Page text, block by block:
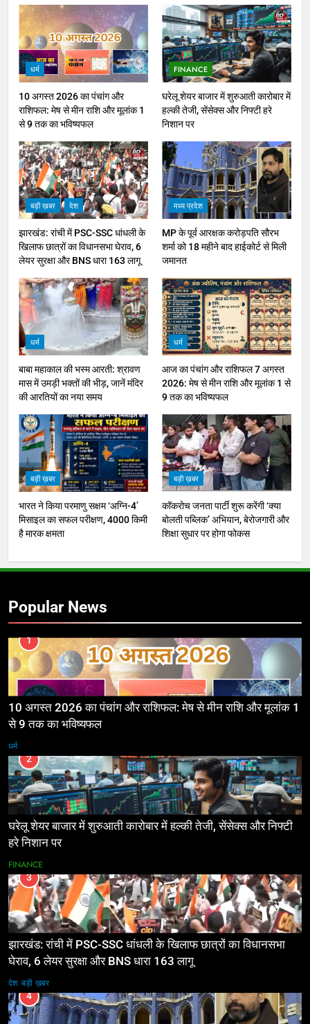
धर्म
10 अगस्त 2026 का पंचांग और
राशिफल: मेष से मीन राशि और मूलांक 1
से 9 तक का भविष्यफल
FINANCE
घरेलू शेयर बाजार में शुरुआती कारोबार में
हल्की तेजी, सेंसेक्स और निफ्टी हरे
निशान पर
बड़ी ख़बर देश
झारखंड: रांची में PSC-SSC धांधली के
खिलाफ छात्रों का विधानसभा घेराव, 6
लेयर सुरक्षा और BNS धारा 163 लागू
मध्य प्रदेश
MP के पूर्व आरक्षक करोड़पति सौरभ
शर्मा को 18 महीने बाद हाईकोर्ट से मिली
जमानत
धर्म
बाबा महाकाल की भस्म आरती: श्रावण
मास में उमड़ी भक्तों की भीड़, जानें मंदिर
की आरतियों का नया समय
धर्म
आज का पंचांग और राशिफल 7 अगस्त
2026: मेष से मीन राशि और मूलांक 1 से
9 तक का भविष्यफल
बड़ी ख़बर
भारत ने किया परमाणु सक्षम ‘अग्नि-4’
मिसाइल का सफल परीक्षण, 4000 किमी
है मारक क्षमता
बड़ी ख़बर
कॉकरोच जनता पार्टी शुरू करेंगी ‘क्या
बोलती पब्लिक’ अभियान, बेरोजगारी और
शिक्षा सुधार पर होगा फोकस
Popular News
1
10 अगस्त 2026 का पंचांग और राशिफल: मेष से मीन राशि और मूलांक 1
से 9 तक का भविष्यफल
धर्म
2
घरेलू शेयर बाजार में शुरुआती कारोबार में हल्की तेजी, सेंसेक्स और निफ्टी
हरे निशान पर
FINANCE
3
झारखंड: रांची में PSC-SSC धांधली के खिलाफ छात्रों का विधानसभा
घेराव, 6 लेयर सुरक्षा और BNS धारा 163 लागू
देश बड़ी ख़बर
4